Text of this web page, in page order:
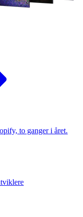
to ganger i året.